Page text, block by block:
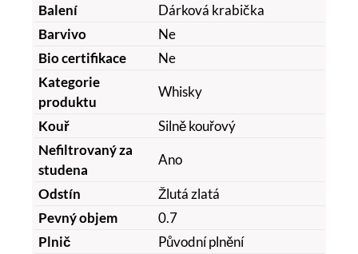
Balení
Dárková krabička
Barvivo
Ne
Bio certifikace
Ne
Kategorie
produktu
Whisky
Kouř
Silně kouřový
Nefiltrovaný za
studena
Ano
Odstín
Žlutá zlatá
Pevný objem
0.7
Plnič
Původní plnění